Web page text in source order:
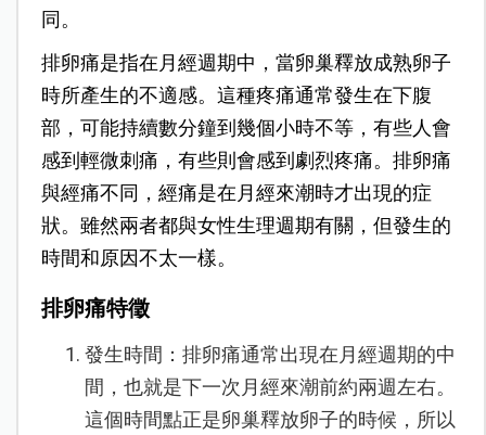
同。
排卵痛是指在月經週期中，當卵巢釋放成熟卵子
時所產生的不適感。這種疼痛通常發生在下腹
部，可能持續數分鐘到幾個小時不等，有些人會
感到輕微刺痛，有些則會感到劇烈疼痛。排卵痛
與經痛不同，經痛是在月經來潮時才出現的症
狀。雖然兩者都與女性生理週期有關，但發生的
時間和原因不太一樣。
排卵痛特徵
發生時間：排卵痛通常出現在月經週期的中
間，也就是下一次月經來潮前約兩週左右。
這個時間點正是卵巢釋放卵子的時候，所以